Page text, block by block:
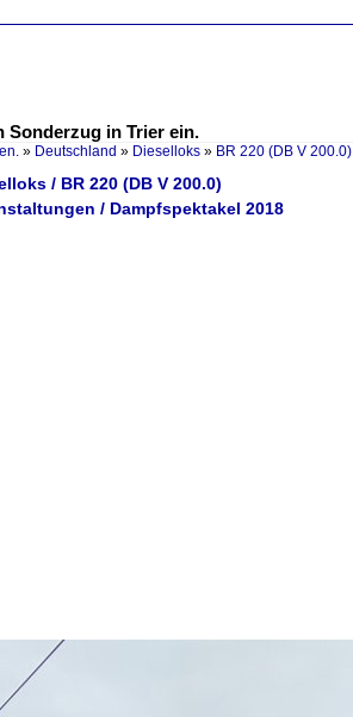
Sonderzug in Trier ein.
» Deutschland » Dieselloks » BR 220 (DB V 200.0)
/ BR 220 (DB V 200.0)
/ Dampfspektakel 2018